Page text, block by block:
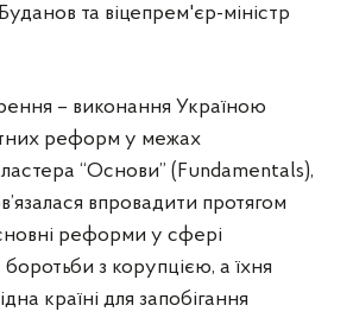
та віцепрем'єр-міністр
– виконання Україною
реформ у межах
“Основи” (Fundamentals),
впровадити протягом
реформи у сфері
з корупцією, а їхня
країні для запобігання